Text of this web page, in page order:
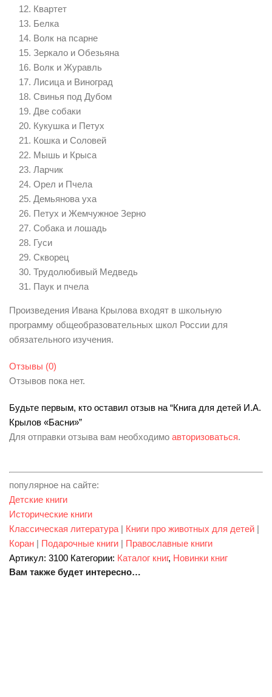
Квартет
Белка
Волк на псарне
Зеркало и Обезьяна
Волк и Журавль
Лисица и Виноград
Свинья под Дубом
Две собаки
Кукушка и Петух
Кошка и Соловей
Мышь и Крыса
Ларчик
Орел и Пчела
Демьянова уха
Петух и Жемчужное Зерно
Собака и лошадь
Гуси
Скворец
Трудолюбивый Медведь
Паук и пчела
Произведения Ивана Крылова входят в школьную
программу общеобразовательных школ России для
обязательного изучения.
Отзывы (0)
Отзывов пока нет.
Будьте первым, кто оставил отзыв на “Книга для детей И.А.
Крылов «Басни»”
Для отправки отзыва вам необходимо авторизоваться.
популярное на сайте:
Детские книги
Исторические книги
Классическая литература | Книги про животных для детей |
Коран | Подарочные книги | Православные книги
Артикул: 3100 Категории: Каталог книг, Новинки книг
Вам также будет интересно…